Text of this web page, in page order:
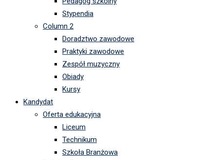
Stypendia
Column 2
Doradztwo zawodowe
Praktyki zawodowe
Zespół muzyczny
Obiady
Kursy
Kandydat
Oferta edukacyjna
Liceum
Technikum
Szkoła Branżowa